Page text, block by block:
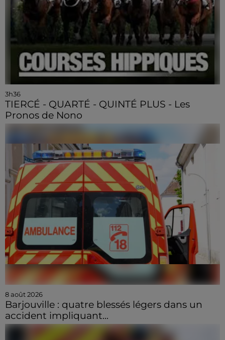
3h36
TIERCÉ - QUARTÉ - QUINTÉ PLUS - Les
Pronos de Nono
8 août 2026
Barjouville : quatre blessés légers dans un
accident impliquant...